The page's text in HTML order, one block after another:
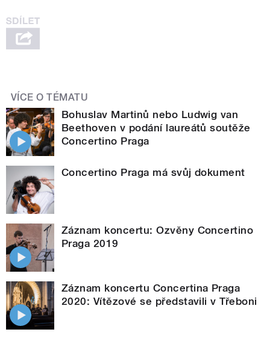
VÍCE O TÉMATU
Bohuslav Martinů nebo Ludwig van
Beethoven v podání laureátů soutěže
Concertino Praga
Concertino Praga má svůj dokument
Záznam koncertu: Ozvěny Concertino
Praga 2019
Záznam koncertu Concertina Praga
2020: Vítězové se představili v Třeboni